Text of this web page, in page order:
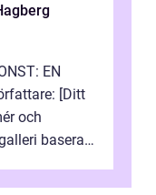
EN
[Ditt
och
baserat